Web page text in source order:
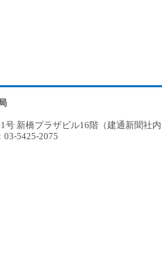
号 新橋プラザビル16階（建通新聞社
03-5425-2075